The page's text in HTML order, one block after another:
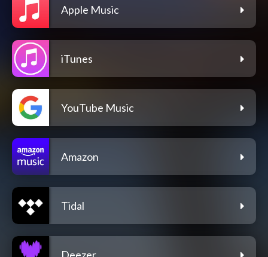
Apple Music
iTunes
YouTube Music
Amazon
Tidal